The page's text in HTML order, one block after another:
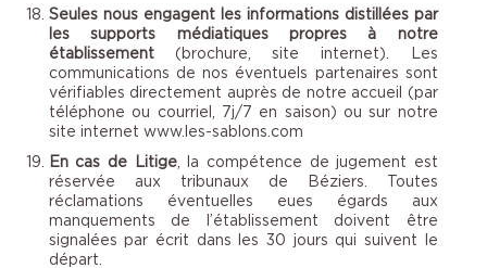
Seules nous engagent les informations distillées par
les supports médiatiques propres à notre
établissement (brochure, site internet). Les
communications de nos éventuels partenaires sont
vérifiables directement auprès de notre accueil (par
téléphone ou courriel, 7j/7 en saison) ou sur notre
site internet www.les-sablons.com
En cas de Litige, la compétence de jugement est
réservée aux tribunaux de Béziers. Toutes
réclamations éventuelles eues égards aux
manquements de l’établissement doivent être
signalées par écrit dans les 30 jours qui suivent le
départ.